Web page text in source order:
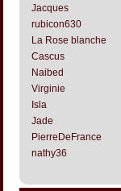
Jacques
rubicon630
La Rose blanche
Cascus
Naibed
Virginie
Isla
Jade
PierreDeFrance
nathy36